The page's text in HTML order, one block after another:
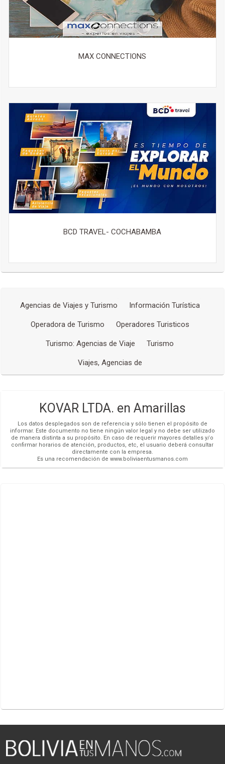
MAX CONNECTIONS
BCD TRAVEL- COCHABAMBA
Agencias de Viajes y Turismo Información Turística
Operadora de Turismo Operadores Turisticos
Turismo: Agencias de Viaje Turismo
Viajes, Agencias de
KOVAR LTDA. en Amarillas
Los datos desplegados son de referencia y sólo tienen el propósito de
informar. Este documento no tiene ningún valor legal y no debe ser utilizado
de manera distinta a su propósito. En caso de requerir mayores detalles y/o
confirmar horarios de atención, productos, etc, el usuario deberá consultar
directamente con la empresa.
Es una recomendación de www.boliviaentusmanos.com